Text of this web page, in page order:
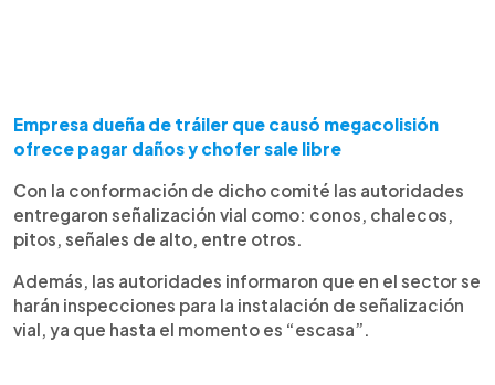
Empresa dueña de tráiler que causó megacolisión
ofrece pagar daños y chofer sale libre
Con la conformación de dicho comité las autoridades
entregaron señalización vial como: conos, chalecos,
pitos, señales de alto, entre otros.
Además, las autoridades informaron que en el sector se
harán inspecciones para la instalación de señalización
vial, ya que hasta el momento es “escasa”.